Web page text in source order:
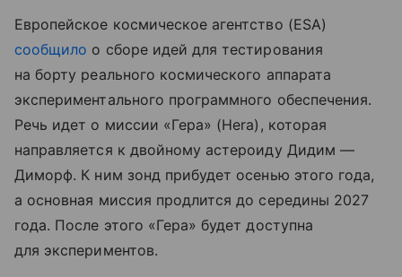
Европейское космическое агентство (ESA)
сообщило о сборе идей для тестирования
на борту реального космического аппарата
экспериментального программного обеспечения.
Речь идет о миссии «Гера» (Hera), которая
направляется к двойному астероиду Дидим —
Диморф. К ним зонд прибудет осенью этого года,
а основная миссия продлится до середины 2027
года. После этого «Гера» будет доступна
для экспериментов.